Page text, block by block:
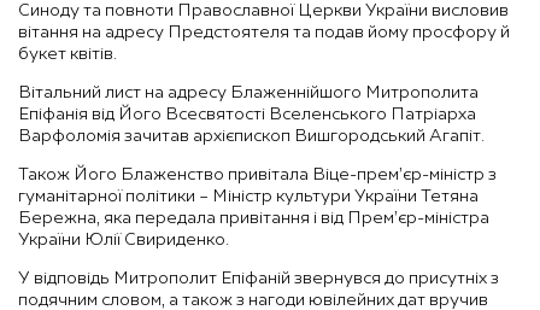
Синоду та повноти Православної Церкви України висловив
вітання на адресу Предстоятеля та подав йому просфору й
букет квітів.
Вітальний лист на адресу Блаженнійшого Митрополита
Епіфанія від Його Всесвятості Вселенського Патріарха
Варфоломія зачитав архієпископ Вишгородський Агапіт.
Також Його Блаженство привітала Віце-прем’єр-міністр з
гуманітарної політики – Міністр культури України Тетяна
Бережна, яка передала привітання і від Прем’єр-міністра
України Юлії Свириденко.
У відповідь Митрополит Епіфаній звернувся до присутніх з
подячним словом, а також з нагоди ювілейних дат вручив